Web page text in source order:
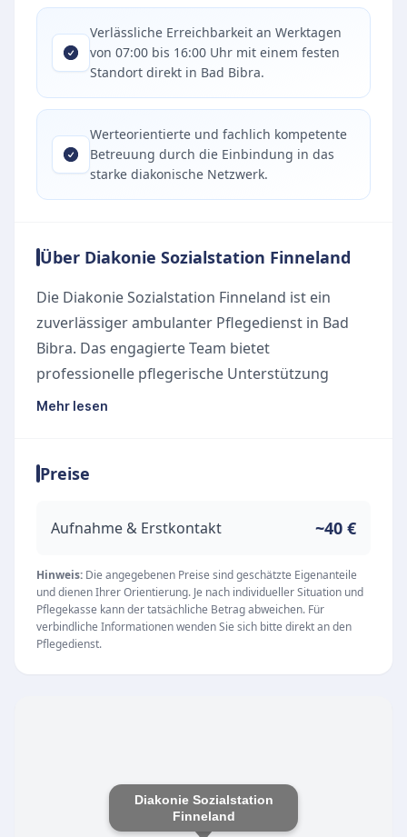
Verlässliche Erreichbarkeit an Werktagen
von 07:00 bis 16:00 Uhr mit einem festen
Standort direkt in Bad Bibra.
Werteorientierte und fachlich kompetente
Betreuung durch die Einbindung in das
starke diakonische Netzwerk.
Über Diakonie Sozialstation Finneland
Die Diakonie Sozialstation Finneland ist ein
zuverlässiger ambulanter Pflegedienst in Bad
Bibra. Das engagierte Team bietet
professionelle pflegerische Unterstützung
direkt im häuslichen Umfeld an, um
Umgebung zu ermöglichen.
Umfassende ambulante Pflegeleistungen im
Individuelle Beratung für Patienten und deren
Angehörige
Fachgerechte Versorgung durch qualifiziertes
Personal
Die Einrichtung in der Lauchaer Straße ist von
für eine werteorientierte und zugewandte
Betreuung im Burgenlandkreis.
Mehr lesen
Preise
Aufnahme & Erstkontakt ~40 €
Hinweis: Die angegebenen Preise sind geschätzte Eigenanteile
und dienen Ihrer Orientierung. Je nach individueller Situation und
Pflegekasse kann der tatsächliche Betrag abweichen. Für
verbindliche Informationen wenden Sie sich bitte direkt an den
Pflegedienst.
Diakonie Sozialstation
Finneland